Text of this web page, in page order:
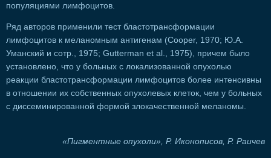
популяциями лимфоцитов.
Ряд авторов применили тест бластотрансформации
лимфоцитов к меланомным антигенам (Cooper, 1970; Ю.А.
Уманский и сотр., 1975; Gutterman et al., 1975), причем было
установлено, что у больных с локализованной опухолью
реакции бластотрансформации лимфоцитов более интенсивны
в отношении их собственных опухолевых клеток, чем у больных
с диссеминированной формой злокачественной меланомы.
«Пигментные опухоли», Р. Иконописов, Р. Раичев